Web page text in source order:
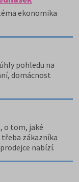
ekonomika
pohledu na
domácnost
o tom, jaké
třeba zákazníka
nabízí.